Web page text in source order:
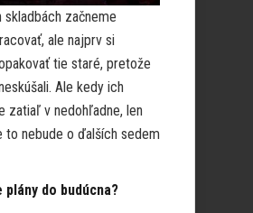
skladbách začneme
ale najprv si
tie staré, pretože
Ale kedy ich
zatiaľ v nedohľadne, len
to nebude o ďalších sedem
do budúcna?